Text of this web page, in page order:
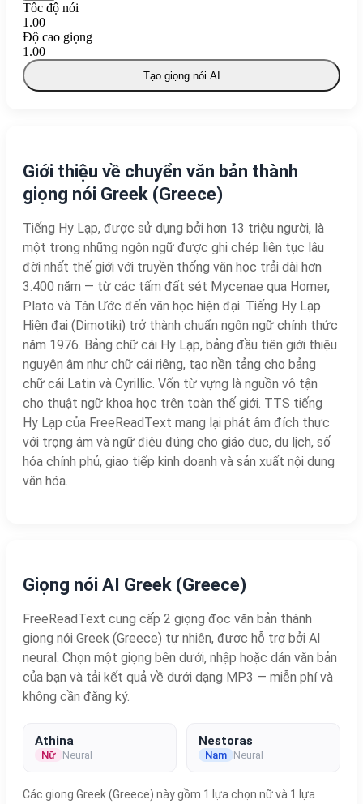
Tốc độ nói
1.00
Độ cao giọng
1.00
Tạo giọng nói AI
Giới thiệu về chuyển văn bản thành
giọng nói Greek (Greece)
Tiếng Hy Lạp, được sử dụng bởi hơn 13 triệu người, là
một trong những ngôn ngữ được ghi chép liên tục lâu
đời nhất thế giới với truyền thống văn học trải dài hơn
3.400 năm — từ các tấm đất sét Mycenae qua Homer,
Plato và Tân Ước đến văn học hiện đại. Tiếng Hy Lạp
Hiện đại (Dimotiki) trở thành chuẩn ngôn ngữ chính thức
năm 1976. Bảng chữ cái Hy Lạp, bảng đầu tiên giới thiệu
nguyên âm như chữ cái riêng, tạo nền tảng cho bảng
chữ cái Latin và Cyrillic. Vốn từ vựng là nguồn vô tận
cho thuật ngữ khoa học trên toàn thế giới. TTS tiếng
Hy Lạp của FreeReadText mang lại phát âm đích thực
với trọng âm và ngữ điệu đúng cho giáo dục, du lịch, số
hóa chính phủ, giao tiếp kinh doanh và sản xuất nội dung
văn hóa.
Giọng nói AI Greek (Greece)
FreeReadText cung cấp 2 giọng đọc văn bản thành
giọng nói Greek (Greece) tự nhiên, được hỗ trợ bởi AI
neural. Chọn một giọng bên dưới, nhập hoặc dán văn bản
của bạn và tải kết quả về dưới dạng MP3 — miễn phí và
không cần đăng ký.
Athina
Nữ Neural
Nestoras
Nam Neural
Các giọng Greek (Greece) này gồm 1 lựa chọn nữ và 1 lựa